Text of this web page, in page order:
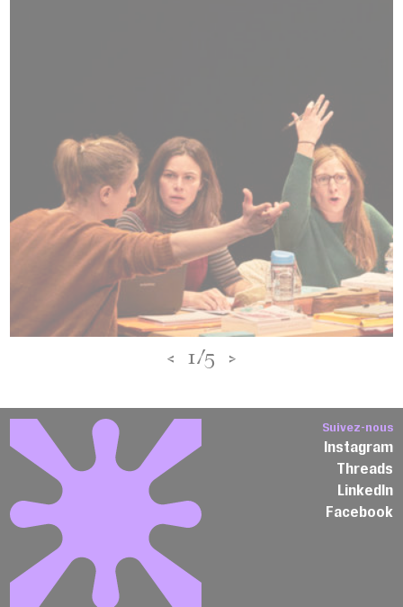
< 1/5 >
Suivez-nous
Instagram
Threads
LinkedIn
Facebook